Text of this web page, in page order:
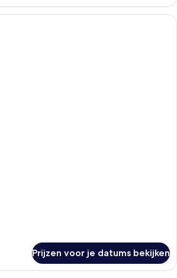
Prijzen voor je datums bekijken